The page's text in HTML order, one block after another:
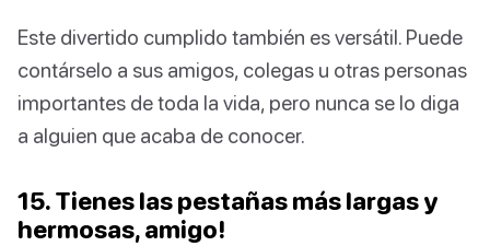
Este divertido cumplido también es versátil. Puede
contárselo a sus amigos, colegas u otras personas
importantes de toda la vida, pero nunca se lo diga
a alguien que acaba de conocer.
15. Tienes las pestañas más largas y
hermosas, amigo!